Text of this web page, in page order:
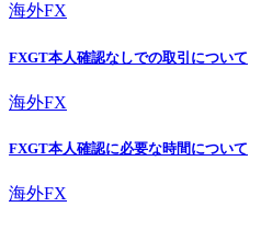
海外FX
FXGT本人確認なしでの取引について
海外FX
FXGT本人確認に必要な時間について
海外FX